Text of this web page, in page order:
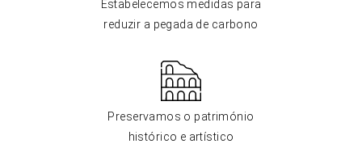
Estabelecemos medidas para
reduzir a pegada de carbono
Preservamos o património
histórico e artístico